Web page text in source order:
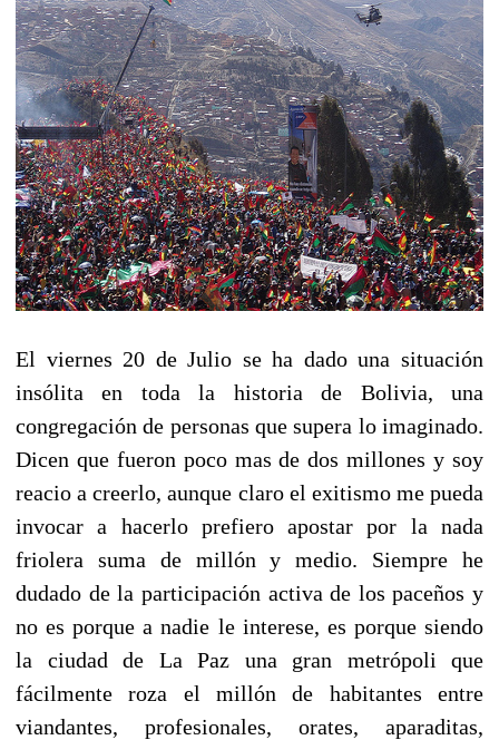
El viernes 20 de Julio se ha dado una situación
insólita en toda la historia de Bolivia, una
congregación de personas que supera lo imaginado.
Dicen que fueron poco mas de dos millones y soy
reacio a creerlo, aunque claro el exitismo me pueda
invocar a hacerlo prefiero apostar por la nada
friolera suma de millón y medio. Siempre he
dudado de la participación activa de los paceños y
no es porque a nadie le interese, es porque siendo
la ciudad de La Paz una gran metrópoli que
fácilmente roza el millón de habitantes entre
viandantes, profesionales, orates, aparaditas,